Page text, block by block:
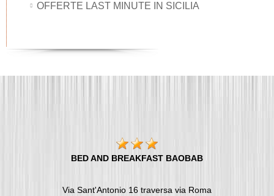
OFFERTE LAST MINUTE IN SICILIA
BED AND BREAKFAST BAOBAB
Via Sant'Antonio 16 traversa via Roma